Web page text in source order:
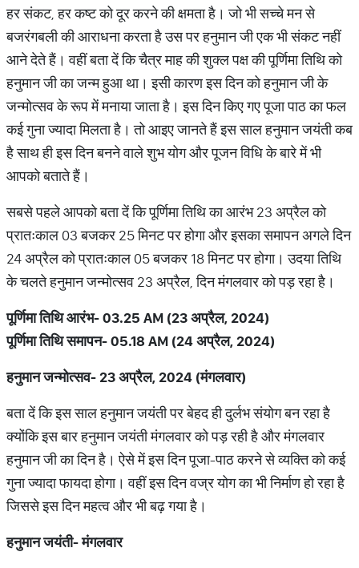
हर संकट, हर कष्ट को दूर करने की क्षमता है। जो भी सच्चे मन से
बजरंगबली की आराधना करता है उस पर हनुमान जी एक भी संकट नहीं
आने देते हैं। वहीं बता दें कि चैत्र माह की शुक्ल पक्ष की पूर्णिमा तिथि को
हनुमान जी का जन्म हुआ था। इसी कारण इस दिन को हनुमान जी के
जन्मोत्सव के रूप में मनाया जाता है। इस दिन किए गए पूजा पाठ का फल
कई गुना ज्यादा मिलता है। तो आइए जानते हैं इस साल हनुमान जयंती कब
है साथ ही इस दिन बनने वाले शुभ योग और पूजन विधि के बारे में भी
आपको बताते हैं।
सबसे पहले आपको बता दें कि पूर्णिमा तिथि का आरंभ 23 अप्रैल को
प्रातःकाल 03 बजकर 25 मिनट पर होगा और इसका समापन अगले दिन
24 अप्रैल को प्रातःकाल 05 बजकर 18 मिनट पर होगा। उदया तिथि
के चलते हनुमान जन्मोत्सव 23 अप्रैल, दिन मंगलवार को पड़ रहा है।
पूर्णिमातिथिआरंभ- 03.25 AM (23अप्रैल, 2024)
पूर्णिमातिथिसमापन- 05.18 AM (24अप्रैल, 2024)
हनुमानजन्मोत्सव- 23अप्रैल, 2024 (मंगलवार)
बता दें कि इस साल हनुमान जयंती पर बेहद ही दुर्लभ संयोग बन रहा है
क्योंकि इस बार हनुमान जयंती मंगलवार को पड़ रही है और मंगलवार
हनुमान जी का दिन है। ऐसे में इस दिन पूजा-पाठ करने से व्यक्ति को कई
गुना ज्यादा फायदा होगा। वहीं इस दिन वज्र योग का भी निर्माण हो रहा है
जिससे इस दिन महत्व और भी बढ़ गया है।
हनुमानजयंती-मंगलवार